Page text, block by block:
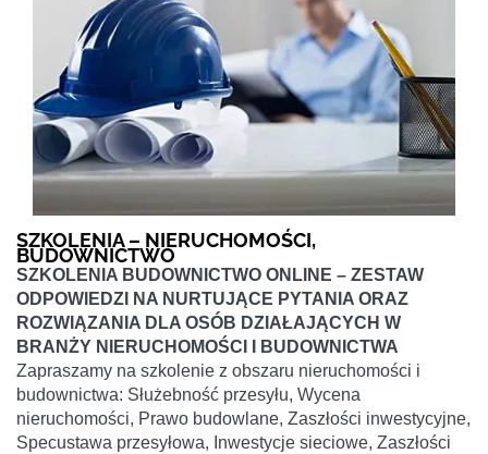
SZKOLENIA – NIERUCHOMOŚCI,
BUDOWNICTWO
SZKOLENIA BUDOWNICTWO ONLINE – ZESTAW
ODPOWIEDZI NA NURTUJĄCE PYTANIA ORAZ
ROZWIĄZANIA DLA OSÓB DZIAŁAJĄCYCH W
BRANŻY NIERUCHOMOŚCI I BUDOWNICTWA
Zapraszamy na szkolenie z obszaru nieruchomości i
budownictwa: Służebność przesyłu, Wycena
nieruchomości, Prawo budowlane, Zaszłości inwestycyjne,
Specustawa przesyłowa, Inwestycje sieciowe, Zaszłości